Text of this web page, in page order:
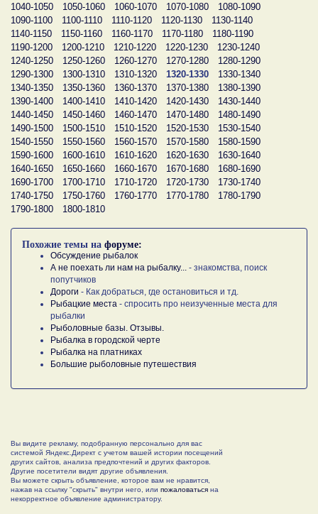
1040-1050
1050-1060 1060-1070 1070-1080
1080-1090
1090-1100
1100-1110 1110-1120 1120-1130
1130-1140
1140-1150
1150-1160 1160-1170 1170-1180
1180-1190
1190-1200
1200-1210 1210-1220 1220-1230
1230-1240
1240-1250
1250-1260 1260-1270 1270-1280
1280-1290
1290-1300
1300-1310 1310-1320 1320-1330
1330-1340
1340-1350
1350-1360 1360-1370 1370-1380
1380-1390
1390-1400
1400-1410 1410-1420 1420-1430
1430-1440
1440-1450
1450-1460 1460-1470 1470-1480
1480-1490
1490-1500
1500-1510 1510-1520 1520-1530
1530-1540
1540-1550
1550-1560 1560-1570 1570-1580
1580-1590
1590-1600
1600-1610 1610-1620 1620-1630
1630-1640
1640-1650
1650-1660 1660-1670 1670-1680
1680-1690
1690-1700
1700-1710 1710-1720 1720-1730
1730-1740
1740-1750
1750-1760 1760-1770 1770-1780
1780-1790
1790-1800
1800-1810
Похожие темы на форуме:
Обсуждение рыбалок
А не поехать ли нам на рыбалку...
- знакомства, поиск
попутчиков
Дороги - Как добраться, где остановиться и тд.
Рыбацкие места - спросить про неизученные места для
рыбалки
Рыболовные базы. Отзывы.
Рыбалка в городской черте
Рыбалка на платниках
Большие рыболовные путешествия
Вы видите рекламу, подобранную персонально для вас
системой Яндекс.Директ с учетом вашей истории посещений
других сайтов, анализа предпочтений и других факторов.
Другие посетители видят другие объявления.
Вы можете скрыть объявление, которое вам не нравится,
нажав на ссылку "скрыть" внутри него, или пожаловаться на
некорректное объявление администратору.